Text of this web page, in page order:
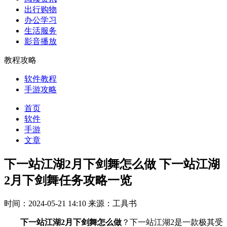
出行购物
办公学习
生活服务
影音播放
教程攻略
软件教程
手游攻略
首页
软件
手游
文章
下一站江湖2月下剑舞怎么做 下一站江湖
2月下剑舞任务攻略一览
时间：2024-05-21 14:10 来源：工具书
下一站江湖2月下剑舞怎么做 ？下一站江湖2是一款极其受